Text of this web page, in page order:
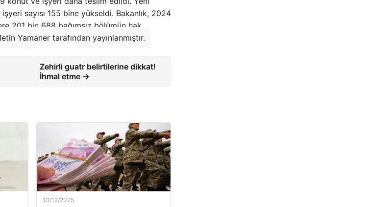
sayısı 155 bine yükseldi. Bakanlık, 2024
201 bin 688 bağımsız bölümün hak
Yamaner tarafından yayınlanmıştır.
Zehirli guatr belirtilerine dikkat!
İhmal etme →
13/12/2025